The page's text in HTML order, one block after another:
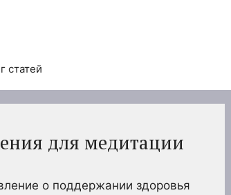
статей
для медитации
о поддержании здоровья